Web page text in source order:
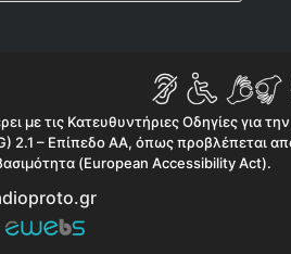
με τις Κατευθυντήριες Οδηγίες για την
2.1 – Επίπεδο AA, όπως προβλέπεται
(European Accessibility Act).